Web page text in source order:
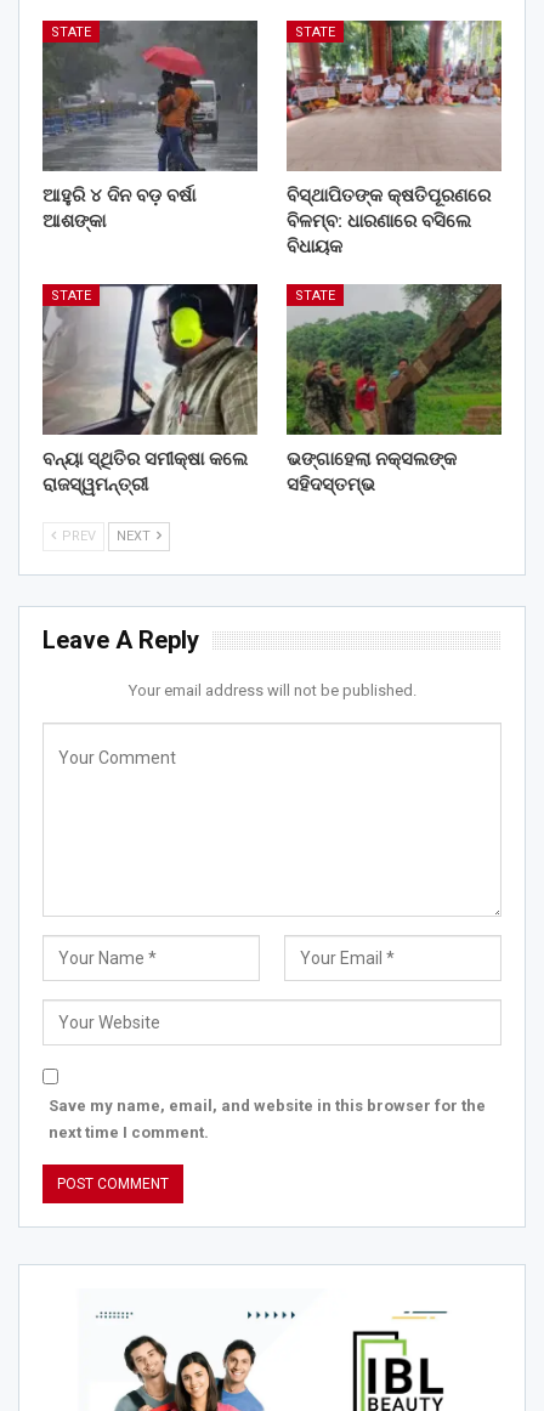
STATE
ଆହୁରି ୪ ଦିନ ବଡ଼ ବର୍ଷା
ଆଶଙ୍କା
STATE
ବିସ୍ଥାପିତଙ୍କ କ୍ଷତିପୂରଣରେ
ବିଳମ୍ବ: ଧାରଣାରେ ବସିଲେ
ବିଧାୟକ
STATE
ବନ୍ୟା ସ୍ଥିତିର ସମୀକ୍ଷା କଲେ
ରାଜସ୍ୱମନ୍ତ୍ରୀ
STATE
ଭଙ୍ଗାହେଲା ନକ୍ସଲଙ୍କ
ସହିଦସ୍ତମ୍ଭ
PREV NEXT
Leave A Reply
Your email address will not be published.
Save my name, email, and website in this browser for the
next time I comment.